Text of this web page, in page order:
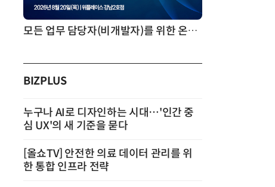
모든 업무 담당자(비개발자)를 위한 온톨로지 기반 AI 지식체계 설계 1-day 워크숍
BIZPLUS
누구나 AI로 디자인하는 시대…'인간 중
심 UX'의 새 기준을 묻다
[올쇼TV] 안전한 의료 데이터 관리를 위
한 통합 인프라 전략